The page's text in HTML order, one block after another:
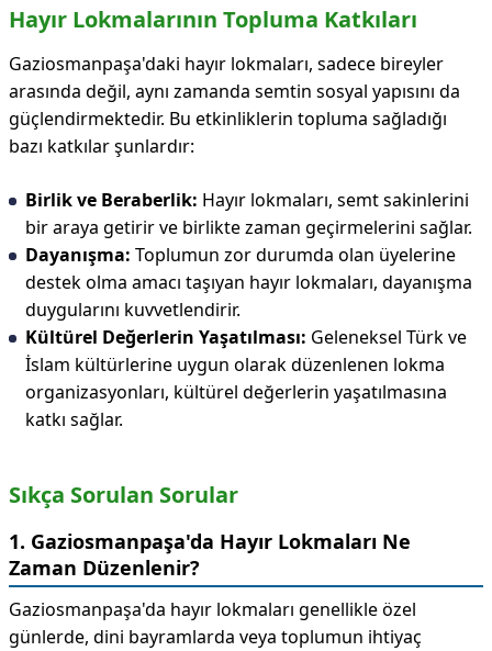
Hayır Lokmalarının Topluma Katkıları
Gaziosmanpaşa'daki hayır lokmaları, sadece bireyler
arasında değil, aynı zamanda semtin sosyal yapısını da
güçlendirmektedir. Bu etkinliklerin topluma sağladığı
bazı katkılar şunlardır:
Birlik ve Beraberlik: Hayır lokmaları, semt sakinlerini
bir araya getirir ve birlikte zaman geçirmelerini sağlar.
Dayanışma: Toplumun zor durumda olan üyelerine
destek olma amacı taşıyan hayır lokmaları, dayanışma
duygularını kuvvetlendirir.
Kültürel Değerlerin Yaşatılması: Geleneksel Türk ve
İslam kültürlerine uygun olarak düzenlenen lokma
organizasyonları, kültürel değerlerin yaşatılmasına
katkı sağlar.
Sıkça Sorulan Sorular
1. Gaziosmanpaşa'da Hayır Lokmaları Ne
Zaman Düzenlenir?
Gaziosmanpaşa'da hayır lokmaları genellikle özel
günlerde, dini bayramlarda veya toplumun ihtiyaç